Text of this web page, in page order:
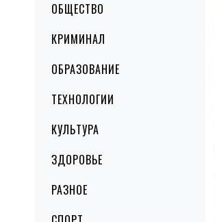
ОБЩЕСТВО
КРИМИНАЛ
ОБРАЗОВАНИЕ
ТЕХНОЛОГИИ
КУЛЬТУРА
ЗДОРОВЬЕ
РАЗНОЕ